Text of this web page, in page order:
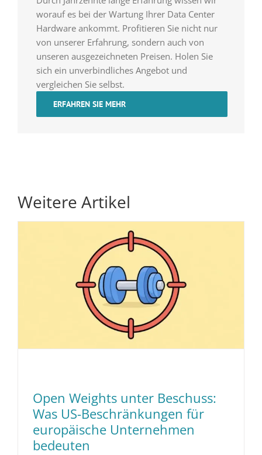
worauf es bei der Wartung Ihrer Data Center
Hardware ankommt. Profitieren Sie nicht nur
von unserer Erfahrung, sondern auch von
unseren ausgezeichneten Preisen. Holen Sie
sich ein unverbindliches Angebot und
vergleichen Sie selbst.
ERFAHREN SIE MEHR
Weitere Artikel
Open Weights unter Beschuss:
Was US-Beschränkungen für
europäische Unternehmen
bedeuten